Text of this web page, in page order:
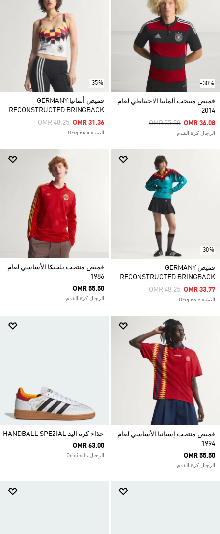
-30%
قميص منتخب ألمانيا الاحتياطي لعام
2014
Price Reduced From
OMR 55.50ToOMR 36.08
الرجال كرة القدم
-35%
قميص ألمانيا GERMANY
RECONSTRUCTED BRINGBACK
Price Reduced From
OMR 48.25ToOMR 31.36
النساء Originals
-30%
قميص GERMANY
RECONSTRUCTED BRINGBACK
Price Reduced From
OMR 48.25ToOMR 33.77
النساء Originals
قميص منتخب بلجيكا الأساسي لعام
1986
OMR 55.50
الرجال كرة القدم
قميص منتخب إسبانيا الأساسي لعام
1994
OMR 55.50
الرجال كرة القدم
حذاء كرة اليد HANDBALL SPEZIAL
OMR 63.00
الرجال Originals